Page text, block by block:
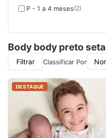
P - 1 a 4 meses(2)
Body body preto
Filtrar Classificar Por
DESTAQUE